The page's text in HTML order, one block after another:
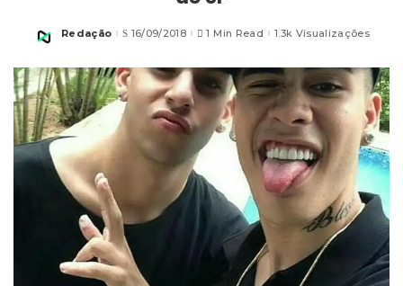
Posted
Redação 16/09/2018 1 Min Read 1.3k Visualizações